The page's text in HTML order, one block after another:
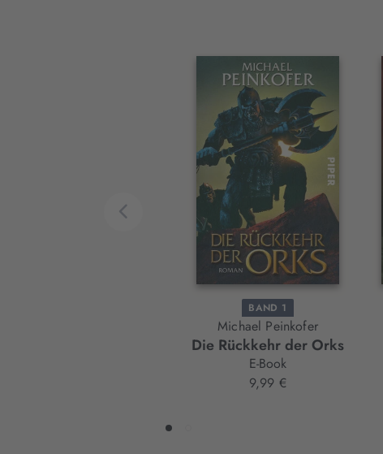
Interaktives
Slider-
Element
BAND 1
Michael Peinkofer
Die Rückkehr der Orks
E-Book
9,99 €